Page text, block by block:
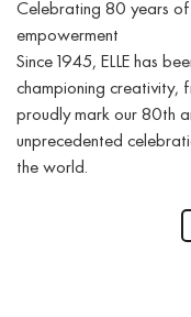
Celebrating 80 years of
empowerment
Since 1945, ELLE has
championing creativity,
proudly mark our 80th
unprecedented
the world.